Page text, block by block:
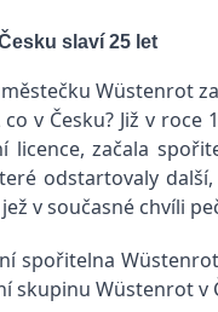
slaví 25 let
Wüstenrot
v Česku? Již v
licence, začala
odstartovaly
v současné chvíli
spořitelna
skupinu Wüstenrot